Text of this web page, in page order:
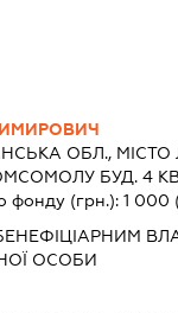
ОБЛ.,
БУД. 4 КВ.
фонду (грн.): 1 000
ОСОБИ